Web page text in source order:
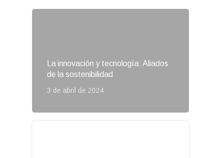
La innovación y tecnología: Aliados
de la sostenibilidad
3 de abril de 2024